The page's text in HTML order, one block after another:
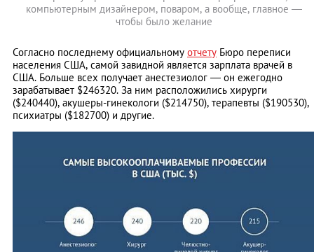
компьютерным дизайнером, поваром, а вообще, главное —
чтобы было желание
Согласно последнему официальному отчету Бюро переписи
населения США, самой завидной является зарплата врачей в
США. Больше всех получает анестезиолог — он ежегодно
зарабатывает $246320. За ним расположились хирурги
($240440), акушеры-гинекологи ($214750), терапевты ($190530),
психиатры ($182700) и другие.